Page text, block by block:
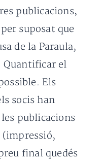
publicacions,
suposat que
de la Paraula,
Quantificar el
Els
socis han
publicacions
final quedés